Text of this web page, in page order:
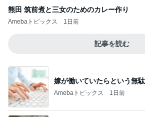
熊田 筑前煮と三女のためのカレー作り
Amebaトピックス 1日前
記事を読む
嫁が働いていたらという無
Amebaトピックス 1日前